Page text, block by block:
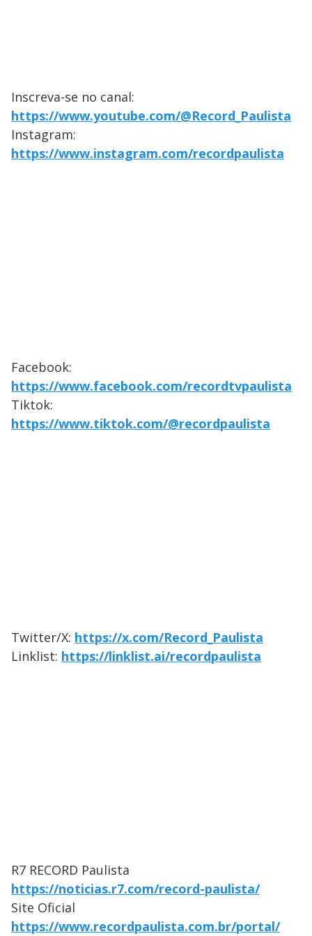
Inscreva-se no canal:
https://www.youtube.com/@Record_Paulista
Instagram:
https://www.instagram.com/recordpaulista
Facebook:
https://www.facebook.com/recordtvpaulista
Tiktok:
https://www.tiktok.com/@recordpaulista
Twitter/X: https://x.com/Record_Paulista
Linklist: https://linklist.ai/recordpaulista
R7 RECORD Paulista
https://noticias.r7.com/record-paulista/
Site Oficial
https://www.recordpaulista.com.br/portal/